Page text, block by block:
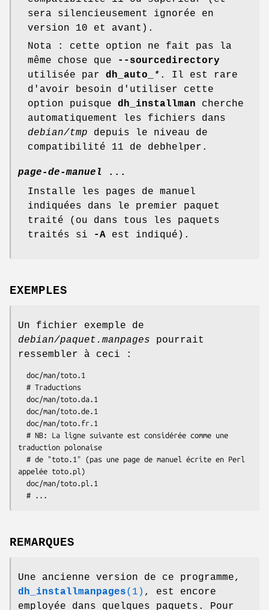
sera silencieusement ignorée en
version 10 et avant).
Nota : cette option ne fait pas la
même chose que
--sourcedirectory
utilisée par dh_auto_ * . Il est rare
d'avoir besoin d'utiliser cette
option puisque dh_installman cherche
automatiquement les fichiers dans
debian/tmp depuis le niveau de
compatibilité 11 de debhelper.
page-de-manuel ...
Installe les pages de manuel
indiquées dans le premier paquet
traité (ou dans tous les paquets
traités si
-A est indiqué).
EXEMPLES
Un fichier exemple de
debian/paquet.manpages pourrait
ressembler à ceci :
traduction polonaise
appelée toto.pl)
REMARQUES
Une ancienne version de ce programme,
dh_installmanpages(1) , est encore
employée dans quelques paquets. Pour